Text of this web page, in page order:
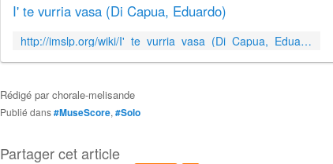
I' te vurria vasa (Di Capua, Eduardo)
http://imslp.org/wiki/I'_te_vurria_vasa_(Di_Capua,_Eduardo)
Rédigé parchorale-melisande
Publié dans#MuseScore, #Solo
Partager cet article